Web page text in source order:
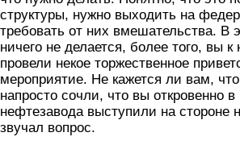
структуры, нужно выходить на
требовать от них вмешательства. В
ничего не делается, более того, вы
провели некое торжественное
мероприятие. Не кажется ли вам,
напросто сочли, что вы откровенно
нефтезавода выступили на стороне
звучал вопрос.